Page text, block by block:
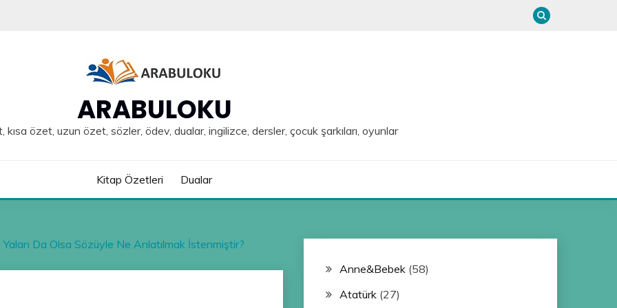
ARABULOKU
özet, uzun özet, sözler, ödev, dualar, ingilizce, dersler, çocuk şarkıları, oyunlar
Kitap Özetleri Dualar
Da Olsa Sözüyle Ne Anlatılmak İstenmiştir?
Anne&Bebek(58)
Atatürk(27)